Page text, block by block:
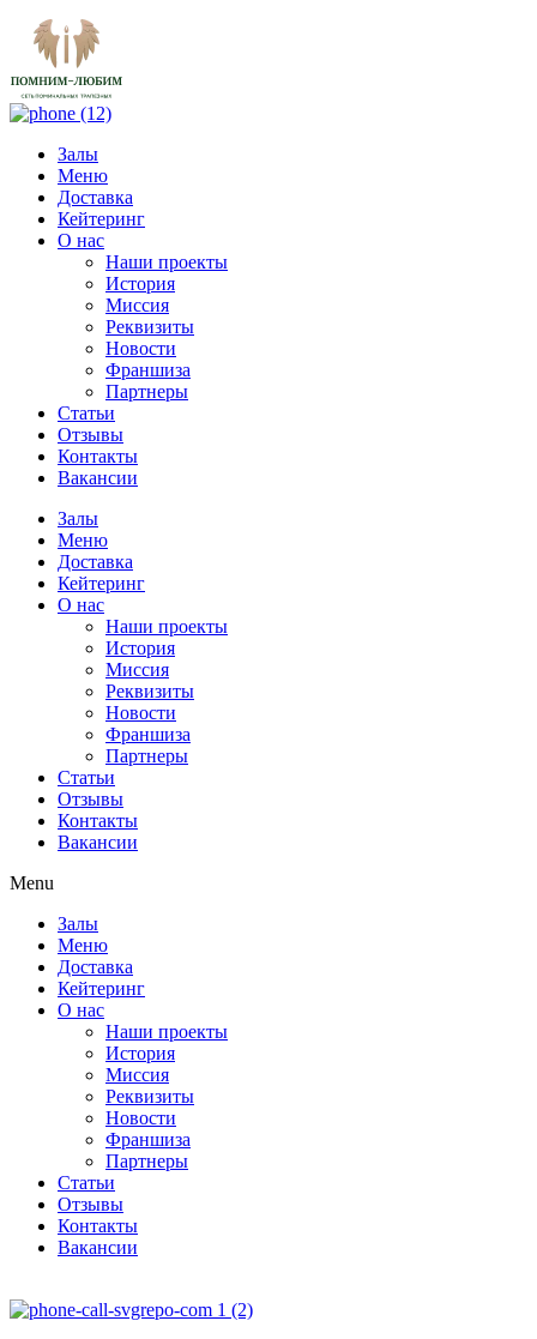
Залы
Меню
Доставка
Кейтеринг
О нас
Наши проекты
История
Миссия
Реквизиты
Новости
Франшиза
Партнеры
Статьи
Отзывы
Контакты
Вакансии
Залы
Меню
Доставка
Кейтеринг
О нас
Наши проекты
История
Миссия
Реквизиты
Новости
Франшиза
Партнеры
Статьи
Отзывы
Контакты
Вакансии
Menu
Залы
Меню
Доставка
Кейтеринг
О нас
Наши проекты
История
Миссия
Реквизиты
Новости
Франшиза
Партнеры
Статьи
Отзывы
Контакты
Вакансии